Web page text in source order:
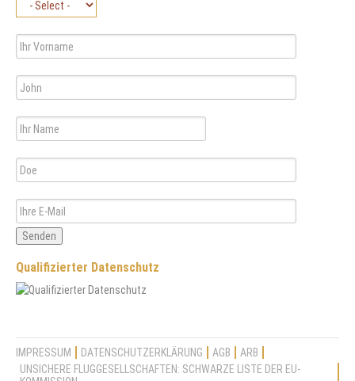
Senden
Qualifizierter Datenschutz
IMPRESSUM DATENSCHUTZERKLÄRUNG AGB
ARB
UNSICHERE FLUGGESELLSCHAFTEN: SCHWARZE LISTE DER EU-